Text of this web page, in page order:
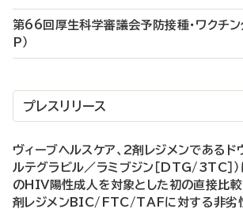
第66回厚生科学審議会予防接種・ワクチン
P）
プレスリリース
ヴィーブヘルスケア、2剤レジメンであるド
ルテグラビル／ラミブジン［DTG/3TC］
のHIV陽性成人を対象とした初の直接比
剤レジメンBIC/FTC/TAFに対する非劣